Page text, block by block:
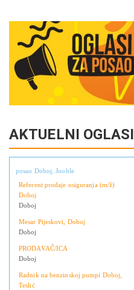
AKTUELNI OGLASI
posao Doboj, Jooble
Referent prodaje osiguranja (m/ž)
Doboj
Doboj
Mesar Pijeskovi, Doboj
Doboj
PRODAVAČ/ICA
Doboj
Radnik na benzinskoj pumpi Doboj,
Teslić